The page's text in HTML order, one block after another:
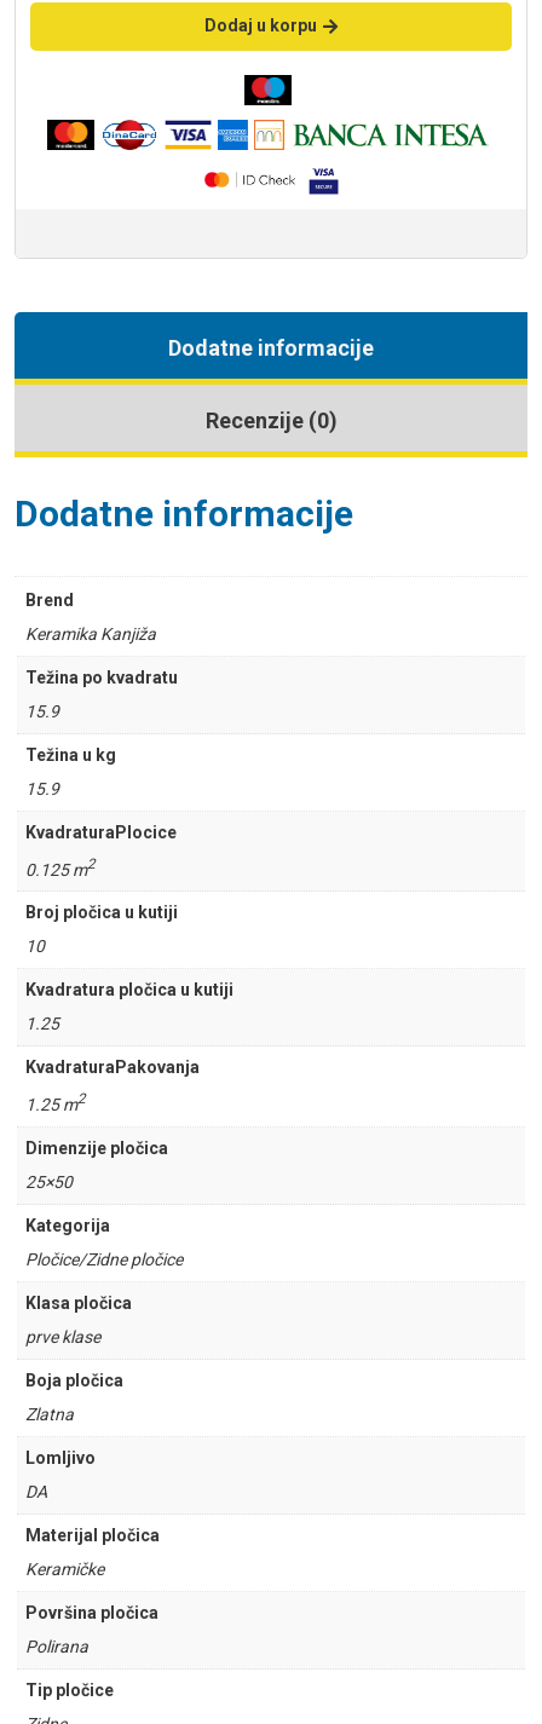
količina
Dodaj u korpu
Dodatne informacije
Recenzije (0)
Dodatne informacije
Brend
Keramika Kanjiža
Težina po kvadratu
15.9
Težina u kg
15.9
KvadraturaPlocice
0.125 m2
Broj pločica u kutiji
10
Kvadratura pločica u kutiji
1.25
KvadraturaPakovanja
1.25 m2
Dimenzije pločica
25×50
Kategorija
Pločice/Zidne pločice
Klasa pločica
prve klase
Boja pločica
Zlatna
Lomljivo
DA
Materijal pločica
Keramičke
Površina pločica
Polirana
Tip pločice